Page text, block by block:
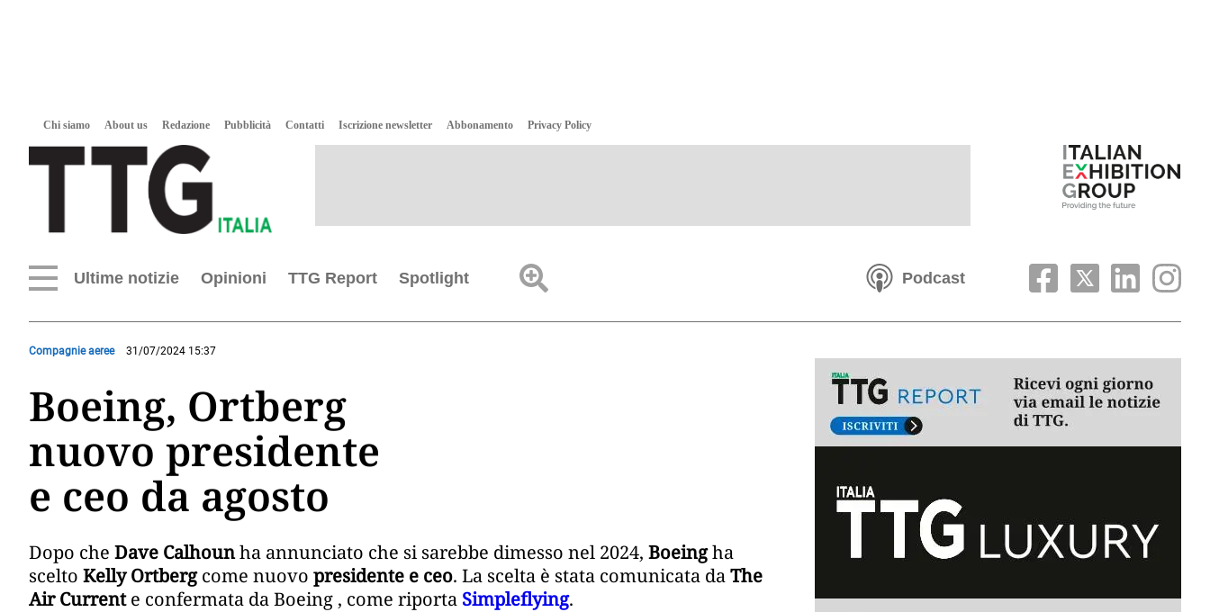
Chi siamo About us Redazione Pubblicità Contatti Iscrizione newsletter Abbonamento Privacy Policy
Ultime notizie Opinioni TTG Report Spotlight Podcast
Compagnie aeree 31/07/2024 15:37
Boeing, Ortberg
nuovo presidente
e ceo da agosto
Dopo che Dave Calhounha annunciato che si sarebbe dimesso nel 2024, Boeingha
scelto Kelly Ortbergcome nuovo presidente e ceo. La scelta è stata comunicata daThe
Air Currente confermata da Boeing , come riporta Simpleflying.